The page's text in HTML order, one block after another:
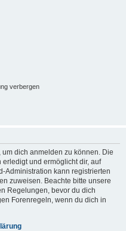
verbergen
dich anmelden zu können. Die
und ermöglicht dir, auf
Administration kann registrierten
zuweisen. Beachte bitte unsere
Regelungen, bevor du dich
Forenregeln, wenn du dich in